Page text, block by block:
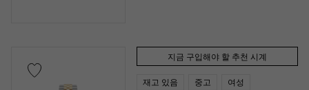
지금 구입해야 할 추천 시계
재고 있음 중고 여성